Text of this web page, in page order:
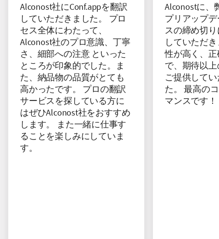
Alconost社にConf.appを翻訳
していただきました。 プロ
セス全体にわたって、
Alconost社のプロ意識、丁寧
さ、細部への注意 といった
ところが印象的でした。ま
た、納品物の品質がとても
高かったです。 プロの翻訳
サービスを探している方に
はぜひAlconost社をおすすめ
します。 また一緒に仕事す
ることを楽しみにしていま
す。
Alconostに、
プリアップ
スの締め切
していただ
性が高く、
で、期待以
ご提供して
た。 最高の
マンスです！